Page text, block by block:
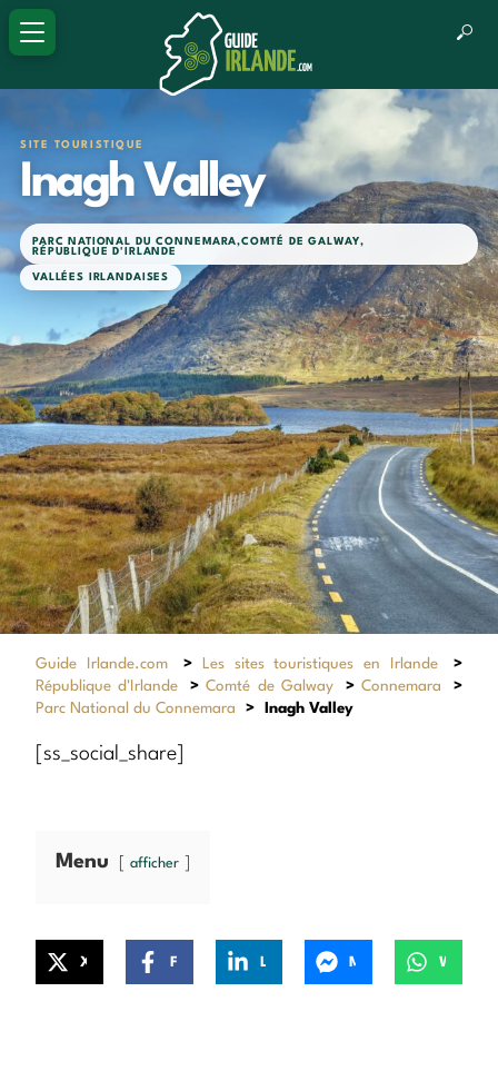
SITE TOURISTIQUE
Inagh Valley
PARC NATIONAL DU CONNEMARA,COMTÉ DE GALWAY,
RÉPUBLIQUE D'IRLANDE
VALLÉES IRLANDAISES
Guide Irlande.com > Les sites touristiques en Irlande
>
République d'Irlande
>Comté de Galway > Connemara
>
Parc National du Connemara
> Inagh Valley
[ss_social_share]
Menu afficher